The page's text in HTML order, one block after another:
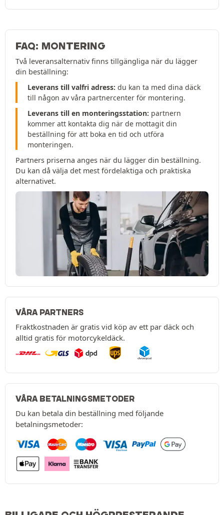
FAQ: MONTERING
Två leveransalternativ finns tillgängliga när du lägger
din beställning:
Leverans till valfri adress: du kan ta med dina däck
till någon av våra partnercenter för montering.
Leverans till en monteringsstation: partnern
kommer att kontakta dig när de mottagit din
beställning för att boka en tid och utföra
monteringen.
Partners priserna anges när du lägger din beställning.
Du kan då välja det mest fördelaktiga och praktiska
alternativet.
VÅRA PARTNERS
Fraktkostnaden är gratis vid köp av ett par däck och
alltid gratis för motorcykeldäck.
VÅRA BETALNINGSMETODER
Du kan betala din beställning med följande
betalningsmetoder: